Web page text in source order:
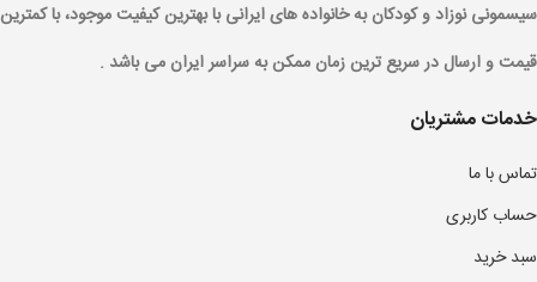
سیسمونی نوزاد و کودکان به خانواده های ایرانی با بهترین کیفیت موجود، با کمترین
قیمت و ارسال در سریع ترین زمان ممکن به سراسر ایران می باشد .
خدمات مشتریان
تماس با ما
حساب کاربری
سبد خرید